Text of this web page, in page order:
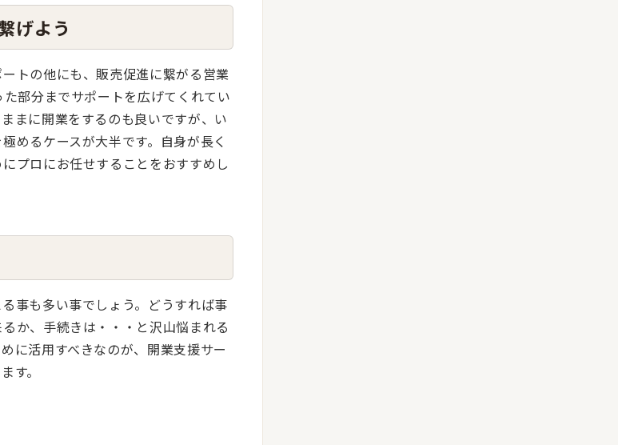
げよう
トの他にも、販売促進に繋がる営業
部分までサポートを広げてくれてい
まに開業をするのも良いですが、い
めるケースが大半です。自身が長く
プロにお任せすることをおすすめし
事も多い事でしょう。どうすれば事
か、手続きは・・・と沢山悩まれる
に活用すべきなのが、開業支援サー
す。